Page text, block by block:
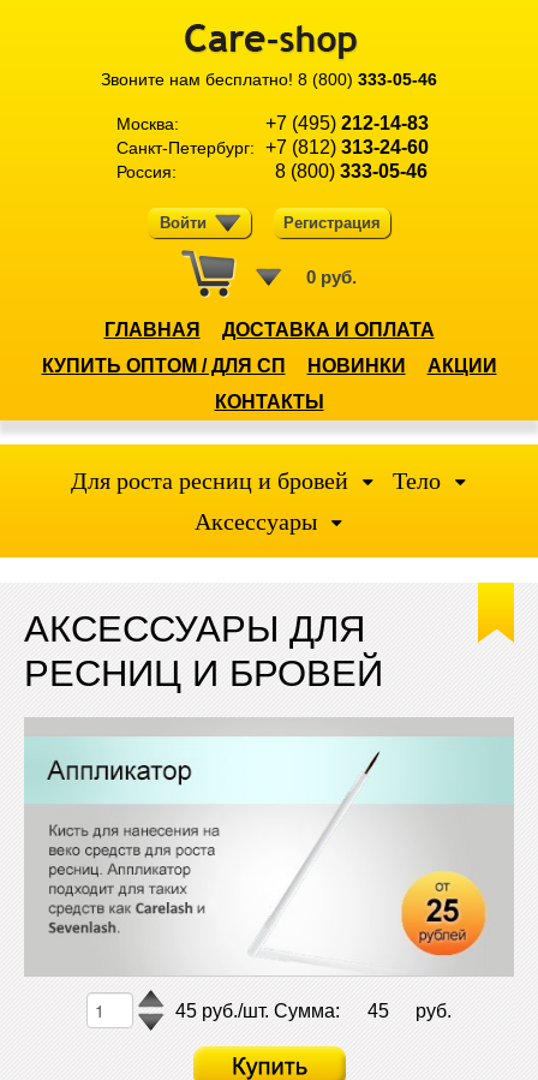
Звоните нам бесплатно! 8 (800) 333-05-46
Москва: +7 (495) 212-14-83
Санкт-Петербург: +7 (812) 313-24-60
Россия: 8 (800) 333-05-46
Войти Регистрация
0 руб.
ГЛАВНАЯ
ДОСТАВКА И ОПЛАТА
КУПИТЬ ОПТОМ / ДЛЯ СП
НОВИНКИ
АКЦИИ
КОНТАКТЫ
Для роста ресниц и бровей
Тело
Аксессуары
АКСЕССУАРЫ ДЛЯ
РЕСНИЦ И БРОВЕЙ
45 руб./шт. Сумма: 45 руб.